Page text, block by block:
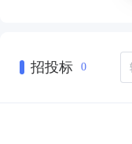
招投标 0